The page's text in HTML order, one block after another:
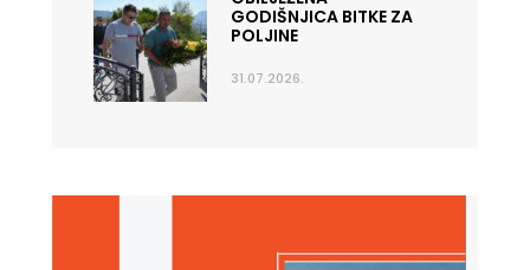
GODIŠNJICA BITKE ZA
POLJINE
31.07.2026.